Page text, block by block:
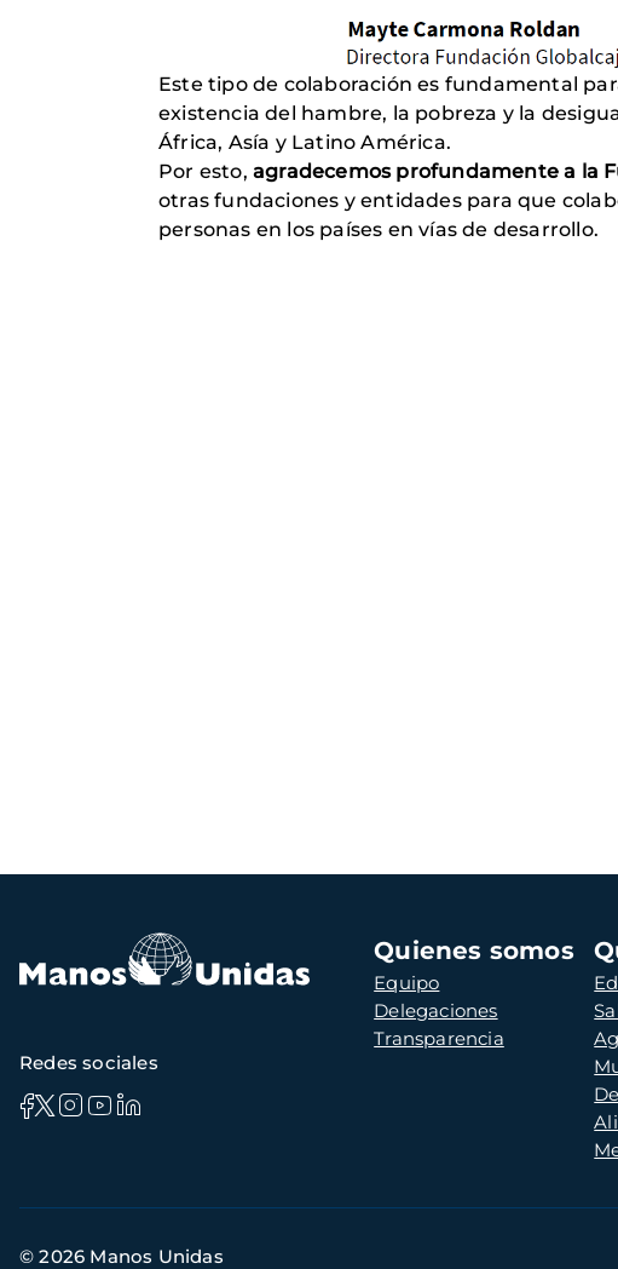
Este tipo de colaboración es fundamental
existencia del hambre, la pobreza y la
África, Asía y Latino América.
Por esto, agradecemos profundamente a la
otras fundaciones y entidades para que
personas en los países en vías de desarrollo.
Navegación
principal
Quienes somos
Equipo
Delegaciones
Transparencia
Redes sociales
de
© 2026 Manos Unidas